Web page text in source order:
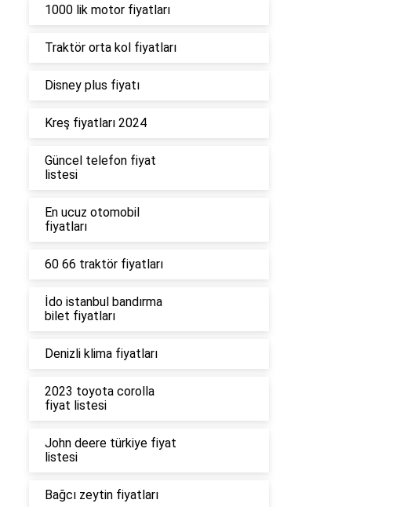
1000 lik motor fiyatları
Traktör orta kol fiyatları
Disney plus fiyatı
Kreş fiyatları 2024
Güncel telefon fiyat
listesi
En ucuz otomobil
fiyatları
60 66 traktör fiyatları
İdo istanbul bandırma
bilet fiyatları
Denizli klima fiyatları
2023 toyota corolla
fiyat listesi
John deere türkiye fiyat
listesi
Bağcı zeytin fiyatları